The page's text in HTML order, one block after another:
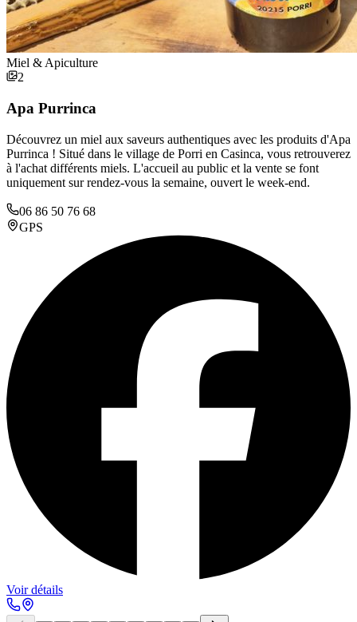
Miel & Apiculture
2
Apa Purrinca
Découvrez un miel aux saveurs authentiques avec les produits d'Apa
Purrinca ! Situé dans le village de Porri en Casinca, vous retrouverez
à l'achat différents miels. L'accueil au public et la vente se font
uniquement sur rendez-vous la semaine, ouvert le week-end.
06 86 50 76 68
GPS
Voir détails